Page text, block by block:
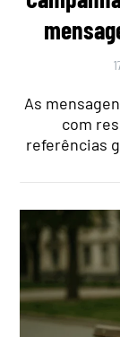
As
com
referências